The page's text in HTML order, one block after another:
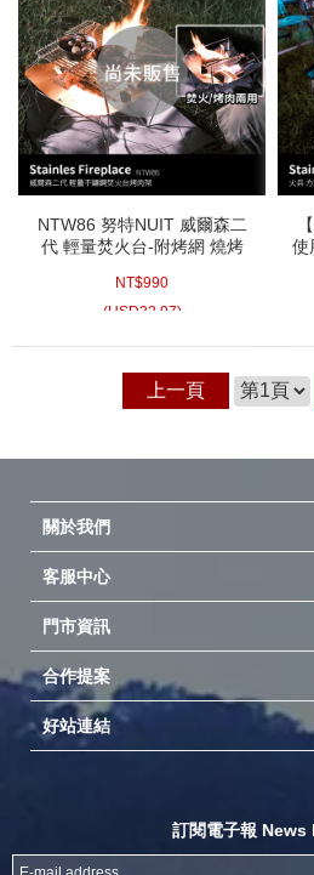
NTW86 努特NUIT 威爾森二
代 輕量焚火台-附烤網 燒烤
摺疊焚火台 折疊烤肉架
NT$990
(USD32.97)
使
上一頁
關於我們
客服中心
門市資訊
合作提案
異業合作
專案採購
成為供應
好站連結
訂閱電子報 News